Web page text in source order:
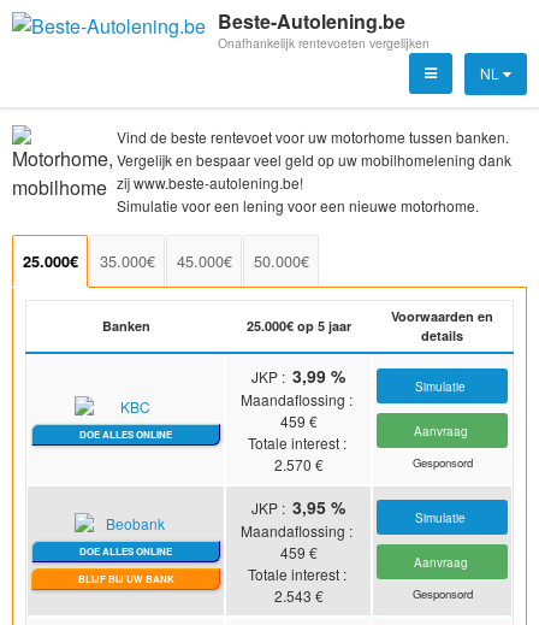
Beste-Autolening.be
Onafhankelijk rentevoeten vergelijken
NL
29/06/2026
Vind de beste rentevoet voor uw motorhome tussen banken.
Vergelijk en bespaar veel geld op uw mobilhomelening dank
zij www.beste-autolening.be!
Simulatie voor een lening voor een nieuwe motorhome.
25.000€ 35.000€ 45.000€ 50.000€
Banken 25.000€ op 5 jaar
Voorwaarden en
details
DOE ALLES ONLINE
JKP : 3,99 %
Maandaflossing :
459 €
Totale interest :
2.570 €
Simulatie
Aanvraag
Gesponsord
DOE ALLES ONLINE
BLIJF BIJ UW BANK
JKP : 3,95 %
Maandaflossing :
459 €
Totale interest :
2.543 €
Simulatie
Aanvraag
Gesponsord